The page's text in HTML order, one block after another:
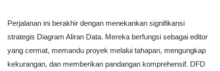
Perjalanan ini berakhir dengan menekankan signifikansi
strategis Diagram Aliran Data. Mereka berfungsi sebagai editor
yang cermat, memandu proyek melalui tahapan, mengungkap
kekurangan, dan memberikan pandangan komprehensif. DFD